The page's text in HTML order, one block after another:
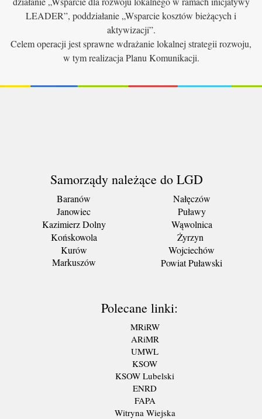
LEADER”, poddziałanie „Wsparcie kosztów bieżących i
aktywizacji”.
Celem operacji jest sprawne wdrażanie lokalnej strategii rozwoju,
w tym realizacja Planu Komunikacji.
Samorządy należące do LGD
Baranów
Janowiec
Kazimierz Dolny
Końskowola
Kurów
Markuszów
Nałęczów
Puławy
Wąwolnica
Żyrzyn
Wojciechów
Powiat Puławski
Polecane linki:
MRiRW
ARiMR
UMWL
KSOW
KSOW Lubelski
ENRD
FAPA
Witryna Wiejska